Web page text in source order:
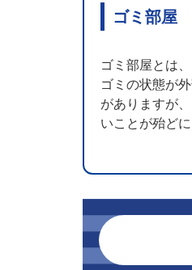
ゴミ部屋
ゴミ部屋とは
ゴミの状態が
がありますが
いことが殆どに